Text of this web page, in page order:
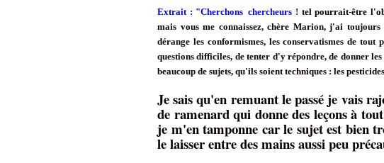
Extrait : "Cherchons chercheurs ! tel pourrait-être
mais vous me connaissez, chère Marion, j'ai
dérange les conformismes, les conservatismes de
questions difficiles, de tenter d'y répondre, de donner
beaucoup de sujets, qu'ils soient techniques : les
Je sais qu'en remuant le passé je vais
de ramenard qui donne des leçons à
je m'en tamponne car le sujet est bien
le laisser entre des mains aussi peu